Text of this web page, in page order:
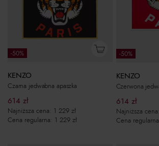
-50%
KENZO
Czarna jedwabna apaszka
614 zł
Najniższa cena: 1 229 zł
Cena regularna: 1 229 zł
-50%
KENZO
614 zł
Najniższa cena:
Cena regularna: